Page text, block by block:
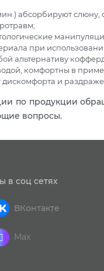
абсорбируют слюну,
при
альтернативу
комфортны в
и
по продукции
вопросы.
в соц сетях
ВКонтакте